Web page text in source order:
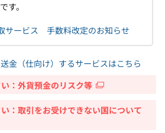
す。
サービス 手数料改定のお知らせ
金（仕向け）するサービスはこちら
：外貨預金のリスク等
：取引をお受けできない国について